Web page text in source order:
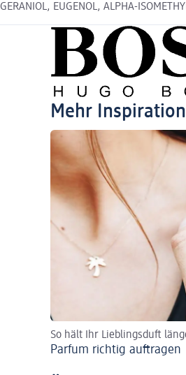
GERANIOL, EUGENOL, ALPHA-
Mehr
So hält Ihr Lieblingsduft
Parfum richtig auftragen